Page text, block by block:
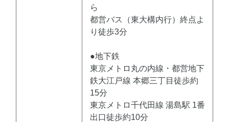
ら
都営バス（東大構内行）終点よ
り徒歩3分
●地下鉄
東京メトロ丸の内線・都営地下
鉄大江戸線 本郷三丁目徒歩約
15分
東京メトロ千代田線 湯島駅 1番
出口徒歩約10分